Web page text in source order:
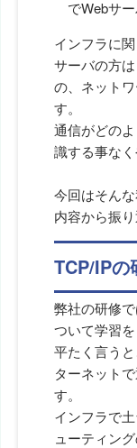
でWebサ
インフラに
サーバの方
の、ネット
す。
通信がどの
識する事な
今回はそん
内容から振
TCP/IPの
弊社の研修
ついて学習を
平たく言う
ターネット
す。
インフラで
ューティン